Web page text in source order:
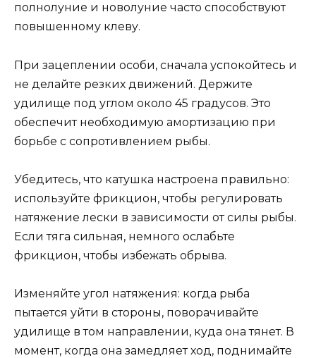
полнолуние и новолуние часто способствуют
повышенному клеву.
При зацеплении особи, сначала успокойтесь и
не делайте резких движений. Держите
удилище под углом около 45 градусов. Это
обеспечит необходимую амортизацию при
борьбе с сопротивлением рыбы.
Убедитесь, что катушка настроена правильно:
используйте фрикцион, чтобы регулировать
натяжение лески в зависимости от силы рыбы.
Если тяга сильная, немного ослабьте
фрикцион, чтобы избежать обрыва.
Изменяйте угол натяжения: когда рыба
пытается уйти в стороны, поворачивайте
удилище в том направлении, куда она тянет. В
момент, когда она замедляет ход, поднимайте